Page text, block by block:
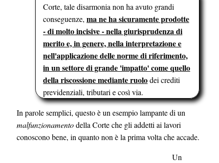
Corte, tale disarmonia non ha avuto grandi
conseguenze, ma ne ha sicuramente prodotte
- di molto incisive - nella giurisprudenza di
merito e, in genere, nella interpretazione e
nell'applicazione delle norme di riferimento,
in un settore di grande 'impatto' come quello
della riscossione mediante ruolodei crediti
previdenziali, tributari e così via.
In parole semplici, questo è un esempio lampante di un
malfunzionamentodella Corte che gli addetti ai lavori
conoscono bene, in quanto non è la prima volta che accade.
Un